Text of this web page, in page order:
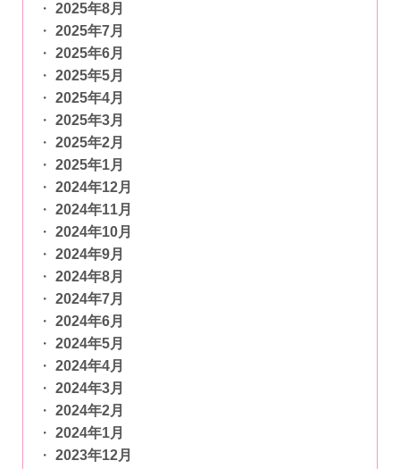
2025年8月
2025年7月
2025年6月
2025年5月
2025年4月
2025年3月
2025年2月
2025年1月
2024年12月
2024年11月
2024年10月
2024年9月
2024年8月
2024年7月
2024年6月
2024年5月
2024年4月
2024年3月
2024年2月
2024年1月
2023年12月